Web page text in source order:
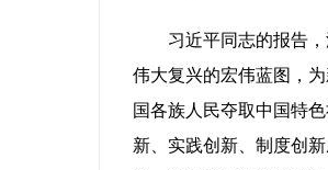
习近平同志的报告，
伟大复兴的宏伟蓝图，
国各族人民夺取中国特
新、实践创新、制度创